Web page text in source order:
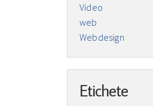
Video
web
Webdesign
Etichete